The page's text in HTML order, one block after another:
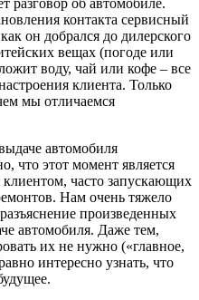
контакта сервисный
он добрался до дилерского
вещах (погоде или
воду, чай или кофе – все
клиента. Только
мы отличаемся
автомобиля
что этот момент является
часто запускающих
Нам очень тяжело
произведенных
автомобиля. Даже тем,
их не нужно («главное,
интересно узнать, что